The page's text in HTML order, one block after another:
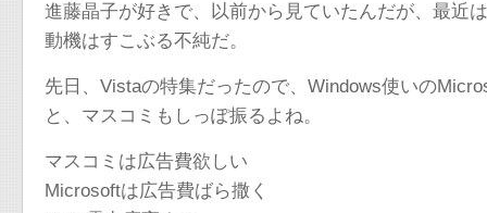
進藤晶子が好きで、以前から見ていたんだが、最近
動機はすこぶる不純だ。
先日、Vistaの特集だったので、Windows使いの
と、マスコミもしっぽ振るよね。
マスコミは広告費欲しい
Microsoftは広告費ばら撒く